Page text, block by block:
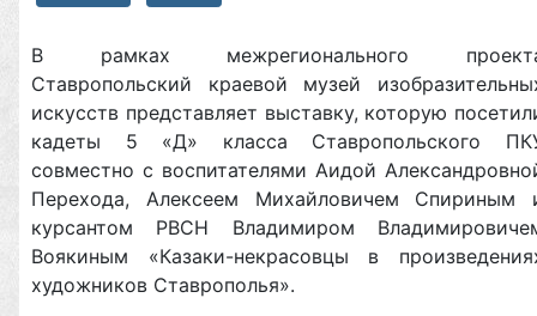
В рамках межрегионального
Ставропольский краевой музей
искусств представляет выставку, которую
кадеты 5 «Д» класса Ставропольского
совместно с воспитателями Аидой
Перехода, Алексеем Михайловичем Спириным
курсантом РВСН Владимиром
Воякиным «Казаки-некрасовцы в
художников Ставрополья».